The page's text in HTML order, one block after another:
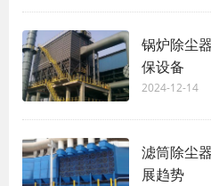
锅炉除尘
保设备
2024-12-14
滤筒除尘
展趋势